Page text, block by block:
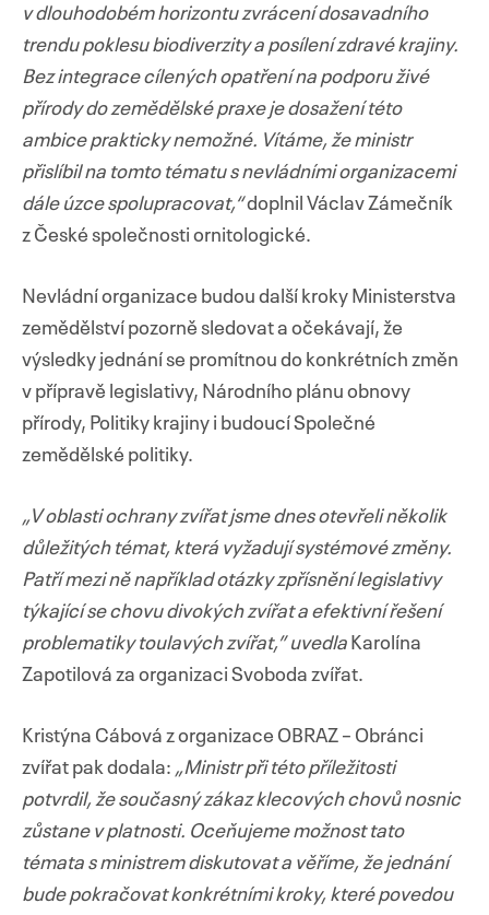
v dlouhodobém horizontu zvrácení dosavadního
trendu poklesu biodiverzity a posílení zdravé krajiny.
Bez integrace cílených opatření na podporu živé
přírody do zemědělské praxe je dosažení této
ambice prakticky nemožné. Vítáme, že ministr
přislíbil na tomto tématu s nevládními organizacemi
dále úzce spolupracovat,“doplnil Václav Zámečník
z České společnosti ornitologické.
Nevládní organizace budou další kroky Ministerstva
zemědělství pozorně sledovat a očekávají, že
výsledky jednání se promítnou do konkrétních změn
v přípravě legislativy, Národního plánu obnovy
přírody, Politiky krajiny i budoucí Společné
zemědělské politiky.
„V oblasti ochrany zvířat jsme dnes otevřeli několik
důležitých témat, která vyžadují systémové změny.
Patří mezi ně například otázky zpřísnění legislativy
týkající se chovu divokých zvířat a efektivní řešení
problematiky toulavých zvířat,” uvedla Karolína
Zapotilová za organizaci Svoboda zvířat.
Kristýna Cábová z organizace OBRAZ – Obránci
zvířat pak dodala: „Ministr při této příležitosti
potvrdil, že současný zákaz klecových chovů nosnic
zůstane v platnosti. Oceňujeme možnost tato
témata s ministrem diskutovat a věříme, že jednání
bude pokračovat konkrétními kroky, které povedou